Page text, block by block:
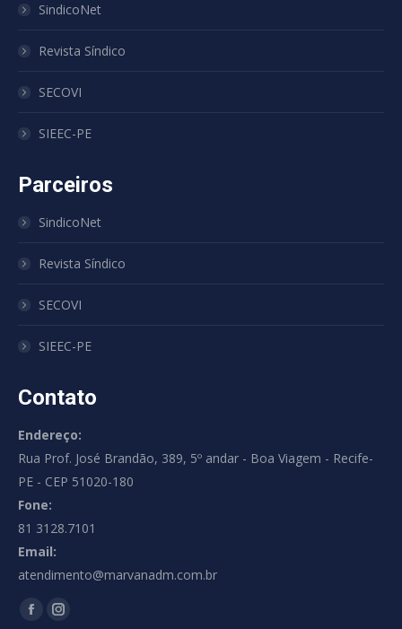
SindicoNet
Revista Síndico
SECOVI
SIEEC-PE
Parceiros
SindicoNet
Revista Síndico
SECOVI
SIEEC-PE
Contato
Endereço:
Rua Prof. José Brandão, 389, 5º andar - Boa Viagem - Recife-
PE - CEP 51020-180
Fone:
81 3128.7101
Email:
atendimento@marvanadm.com.br
Encontre-nos em:
FacebookInstagram